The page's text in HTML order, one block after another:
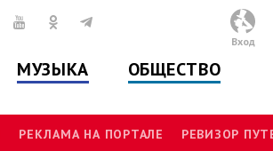
МУЗЫКА ОБЩЕСТВО
Вход
РЕКЛАМА НА ПОРТАЛЕ РЕВИЗОР